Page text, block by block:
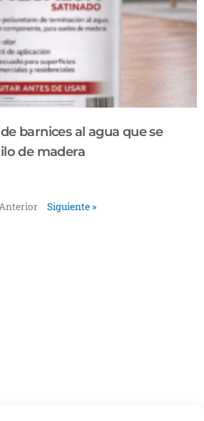
barnices al agua que se
de madera
Siguiente »